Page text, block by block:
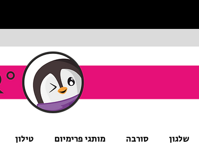
שלגון סורבה מותגי פרימיום טילון